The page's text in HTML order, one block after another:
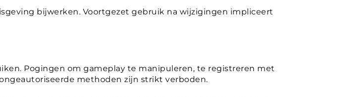
bijwerken. Voortgezet gebruik na wijzigingen impliceert
Pogingen om gameplay te manipuleren, te registreren met
methoden zijn strikt verboden.